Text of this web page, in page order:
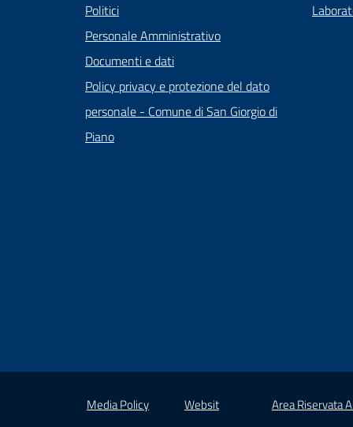
Politici
Personale Amministrativo
Documenti e dati
Policy privacy e protezione del dato
personale - Comune di San Giorgio di
Piano
Media Policy Websit Area Riservata